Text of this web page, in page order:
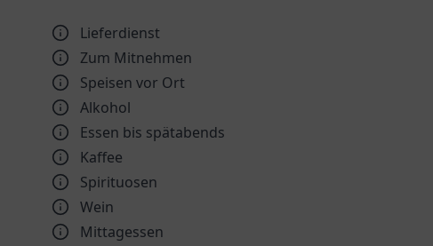
Lieferdienst
Zum Mitnehmen
Speisen vor Ort
Alkohol
Essen bis spätabends
Kaffee
Spirituosen
Wein
Mittagessen